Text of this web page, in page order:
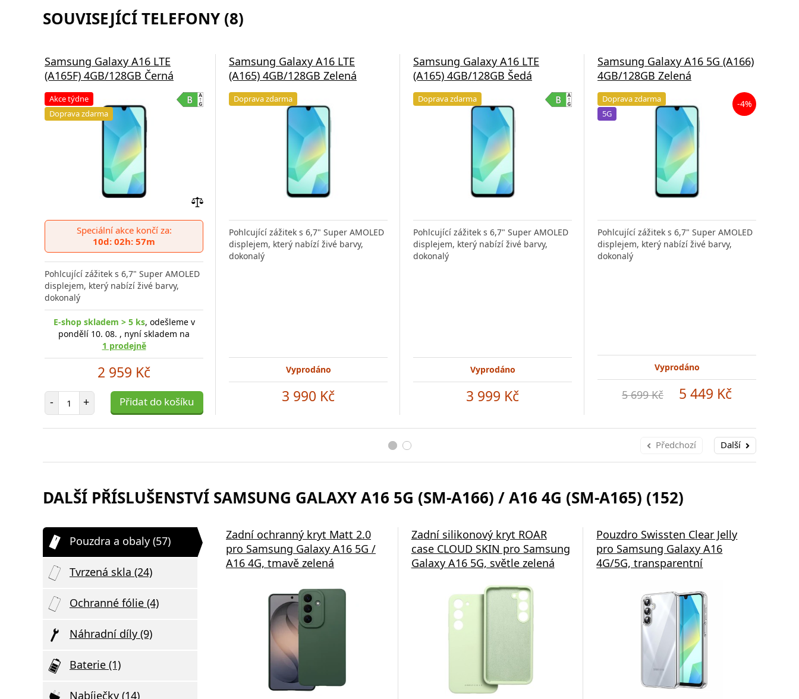
SOUVISEJÍCÍ TELEFONY (8)
Samsung Galaxy A16 LTE
(A165F) 4GB/128GB Černá
Akce týdne
Doprava zdarma
do
porovnání
Speciální akce končí za:
10d: 02h: 57m
Pohlcující zážitek s 6,7" Super AMOLED
displejem, který nabízí živé barvy,
dokonalý
E-shop skladem > 5 ks, odešleme v
pondělí 10. 08. , nyní skladem na
1 prodejně
2 959 Kč
- Počet položek
+ Přidat do košíku
Samsung Galaxy A16 LTE
(A165) 4GB/128GB Zelená
Doprava zdarma
Pohlcující zážitek s 6,7" Super AMOLED
displejem, který nabízí živé barvy,
dokonalý
Vyprodáno
3 990 Kč
Samsung Galaxy A16 LTE
(A165) 4GB/128GB Šedá
Doprava zdarma
Pohlcující zážitek s 6,7" Super AMOLED
displejem, který nabízí živé barvy,
dokonalý
Vyprodáno
3 999 Kč
Samsung Galaxy A16 5G (A166)
4GB/128GB Zelená
Doprava zdarma
5G
-4%
Pohlcující zážitek s 6,7" Super AMOLED
displejem, který nabízí živé barvy,
dokonalý
Vyprodáno
5 699 Kč 5 449 Kč
Předchozí Další
DALŠÍ PŘÍSLUŠENSTVÍ SAMSUNG GALAXY A16 5G (SM-A166) / A16 4G (SM-A165) (152)
Pouzdra a obaly (57)
Tvrzená skla (24)
Ochranné fólie (4)
Náhradní díly (9)
Baterie (1)
Nabíječky (14)
Zadní ochranný kryt Matt 2.0
pro Samsung Galaxy A16 5G /
A16 4G, tmavě zelená
Zadní silikonový kryt ROAR
case CLOUD SKIN pro Samsung
Galaxy A16 5G, světle zelená
Pouzdro Swissten Clear Jelly
pro Samsung Galaxy A16
4G/5G, transparentní
Tvrzené sklo 3mk HardGlass
pro Samsung Galaxy A16
Ochranné tvrzené sklo Tactical
Glass Shield 2.5D pro Samsung
Galaxy A16 5G, čirá
Tvrzené sklo OBAL:ME 2.5D pro
Samsung Galaxy A16 5G,
transparentní
Ochrana kamery 3mk Lens
Protection pro Samsung
Galaxy A16